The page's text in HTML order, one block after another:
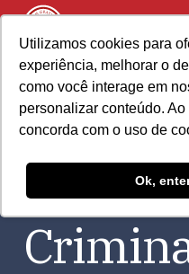
Utilizamos cookies para
experiência, melhorar o
como você interage em
personalizar conteúdo.
concorda com o uso de
Ok,
de